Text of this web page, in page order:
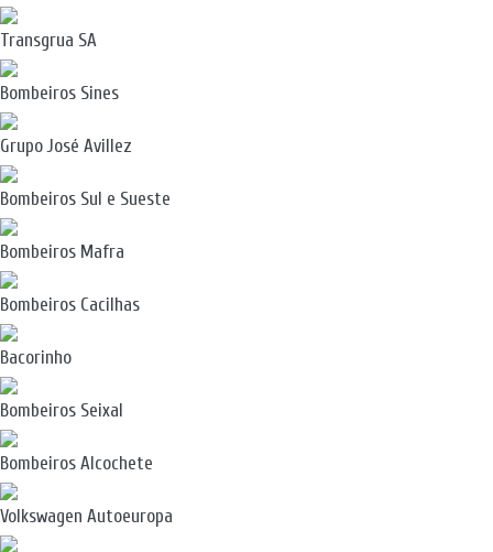
Transgrua SA
Bombeiros Sines
Grupo José Avillez
Bombeiros Sul e Sueste
Bombeiros Mafra
Bombeiros Cacilhas
Bacorinho
Bombeiros Seixal
Bombeiros Alcochete
Volkswagen Autoeuropa